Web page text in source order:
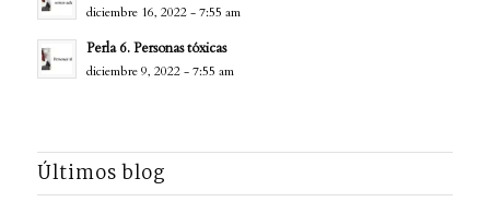
diciembre 16, 2022 - 7:55 am
Perla 6. Personas tóxicas
diciembre 9, 2022 - 7:55 am
Últimos blog